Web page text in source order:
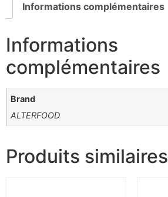
Informations complémentaires
Informations
complémentaires
Brand
ALTERFOOD
Produits similaires